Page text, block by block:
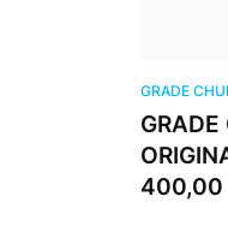
GRADE
400,00